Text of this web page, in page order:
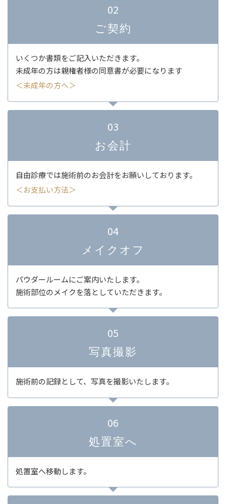
02
ご契約
いくつか書類をご記入いただきます。
未成年の方は親権者様の同意書が必要になります
＜未成年の方へ＞
03
お会計
自由診療では施術前のお会計をお願いしております。
＜お支払い方法＞
04
メイクオフ
パウダールームにご案内いたします。
施術部位のメイクを落としていただきます。
05
写真撮影
施術前の記録として、写真を撮影いたします。
06
処置室へ
処置室へ移動します。